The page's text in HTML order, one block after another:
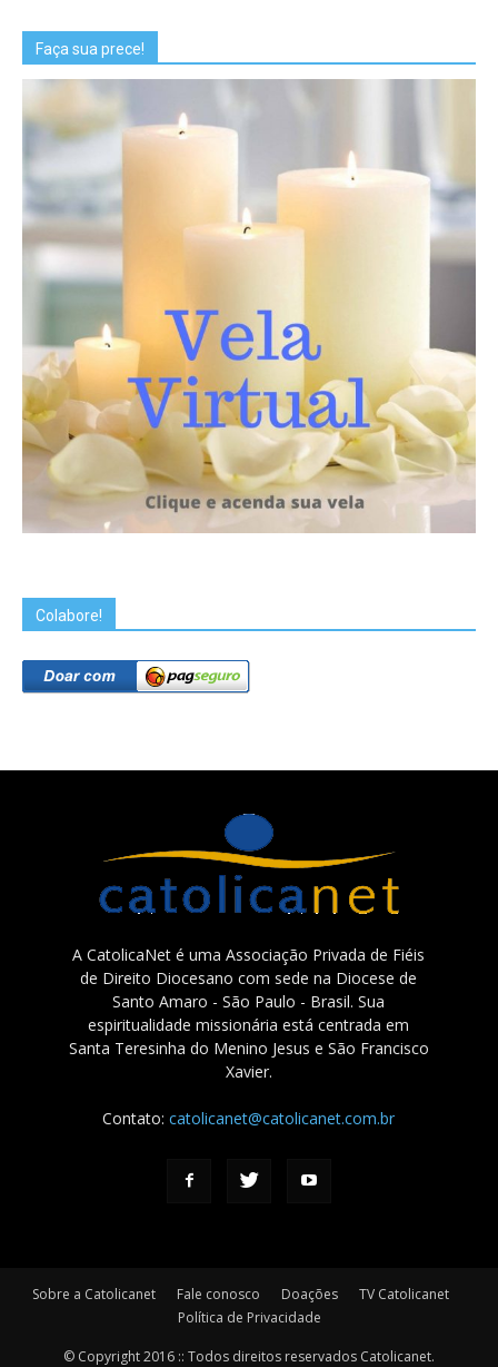
Faça sua prece!
Colabore!
A CatolicaNet é uma Associação Privada de Fiéis
de Direito Diocesano com sede na Diocese de
Santo Amaro - São Paulo - Brasil. Sua
espiritualidade missionária está centrada em
Santa Teresinha do Menino Jesus e São Francisco
Xavier.
Contato:catolicanet@catolicanet.com.br
Sobre a Catolicanet Fale conosco Doações
TV Catolicanet
Política de Privacidade
© Copyright 2016 :: Todos direitos reservados Catolicanet.